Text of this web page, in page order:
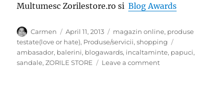
Multumesc Zorilestore.ro siBlog Awards
Author
Carmen
Posted
on
April 11, 2013 Categories
magazin online, produse
testate(love or hate), Produse/servicii,shopping
ambasador, balerini, blogawards, incaltaminte, papuci,
sandale,ZORILE STORE Leave a commenton